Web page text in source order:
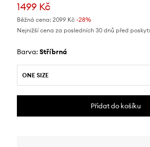
1499 Kč
Běžná cena: 2099 Kč-28%
Nejnižší cena za posledních 30 dnů před
Barva: stříbrná
ONE SIZE
Přidat do košíku